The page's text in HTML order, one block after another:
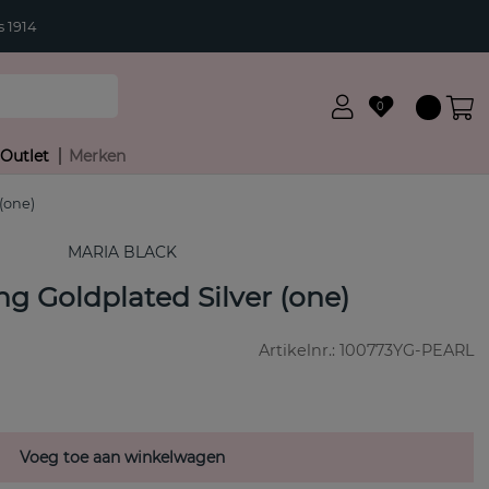
0
Outlet Merken
MARIA BLACK
Goldplated Silver (one)
Artikelnr.: 100773YG-PEARL
Voeg toe aan winkelwagen